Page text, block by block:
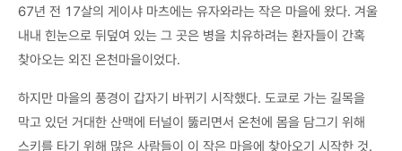
67년 전 17살의 게이샤 마츠에는 유자와라는 작은 마을에 왔다. 겨울
내내 힌눈으로 뒤덮여 있는 그 곳은 병을 치유하려는 환자들이 간혹
찾아오는 외진 온천마을이었다.
하지만 마을의 풍경이 갑자기 바뀌기 시작했다. 도쿄로 가는 길목을
막고 있던 거대한 산맥에 터널이 뚫리면서 온천에 몸을 담그기 위해
스키를 타기 위해 많은 사람들이 이 작은 마을에 찾아오기 시작한 것.